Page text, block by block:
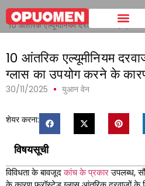
घर >
10 आंतरिक एल्यूमीनियम दरवाजों के लिए
10 आंतरिक एल्यूमीनियम
ग्लास का उपयोग करने के
30/11/2025 युआन वेन
शेयर करना:
विषयसूची
विविधता के बावजूदकांच के प्रकारउपलब्ध,